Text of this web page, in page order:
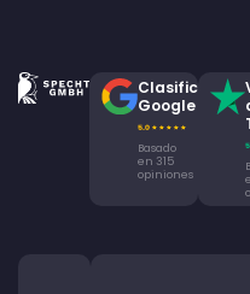
Clasificación
Google
Basado
en 315
opiniones